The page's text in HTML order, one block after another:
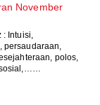
November
Intuisi,
persaudaraan,
polos,